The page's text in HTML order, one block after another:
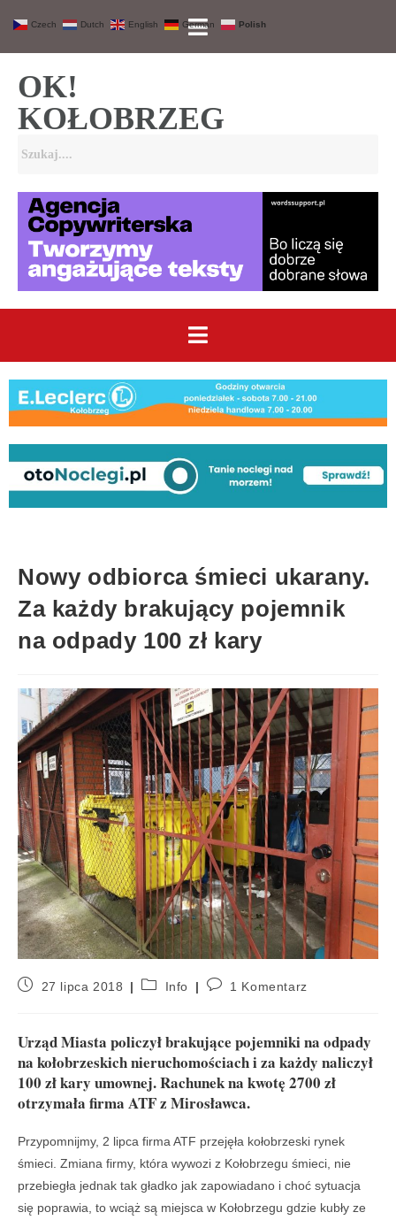
OK!
KOŁOBRZEG
Nowy odbiorca śmieci ukarany.
Za każdy brakujący pojemnik
na odpady 100 zł kary
27 lipca 2018 Info 1 Komentarz
Urząd Miasta policzył brakujące pojemniki na odpady
na kołobrzeskich nieruchomościach i za każdy naliczył
100 zł kary umownej. Rachunek na kwotę 2700 zł
otrzymała firma ATF z Mirosławca.
Przypomnijmy, 2 lipca firma ATF przejęła kołobrzeski rynek
śmieci. Zmiana firmy, która wywozi z Kołobrzegu śmieci, nie
przebiegła jednak tak gładko jak zapowiadano i choć sytuacja
się poprawia, to wciąż są miejsca w Kołobrzegu gdzie kubły ze
Czech Dutch English German Polish